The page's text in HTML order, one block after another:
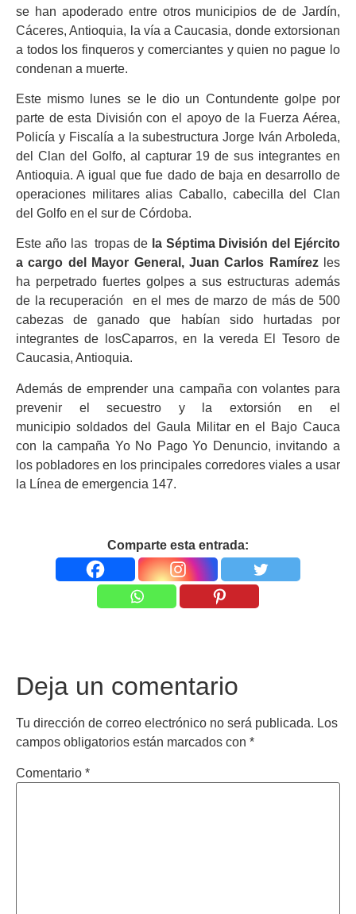
se han apoderado entre otros municipios de de Jardín,
Cáceres, Antioquia, la vía aCaucasia, donde extorsionan
a todos los finqueros y comerciantes y quien no pague lo
condenan a muerte.
Este mismo lunes se le dio un Contundente golpe por
parte de esta División con el apoyo de la Fuerza Aérea,
Policía y Fiscalía a la subestructura Jorge Iván Arboleda,
del Clan del Golfo, al capturar 19 de sus integrantes en
Antioquia. A igual que fue dado de baja en desarrollo de
operaciones militares alias Caballo, cabecilla del Clan
del Golfo en el sur de Córdoba.
Este año las tropas de la Séptima División del Ejército
a cargo del Mayor General, Juan Carlos Ramírezles
ha perpetrado fuertes golpes a sus estructuras además
de la recuperación
en el mes de marzo de más de 500
cabezas de ganado que habían sido hurtadas por
integrantes de losCaparros, en la vereda El Tesoro de
Caucasia, Antioquia.
Además de emprender una campaña con volantes para
prevenir el secuestro y la extorsión en el
municipio soldados del Gaula Militar en el
Bajo Cauca
con la campaña Yo No Pago Yo Denuncio, invitando a
los pobladores en los principales corredores viales a usar
la Línea de emergencia 147.
Comparte esta entrada:
Deja un comentario
Tu dirección de correo electrónico no será publicada. Los
campos obligatorios están marcados con *
Comentario *